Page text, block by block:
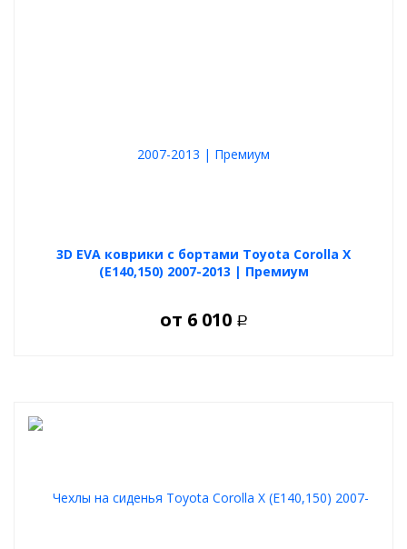
3D EVA коврики с бортами Toyota Corolla X
(E140,150) 2007-2013 | Премиум
от 6 010 Р